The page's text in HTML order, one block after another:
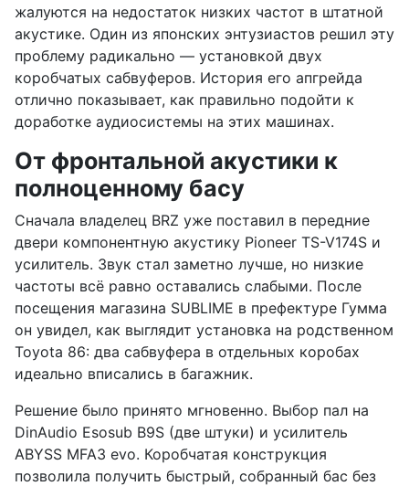
жалуются на недостаток низких частот в штатной
акустике. Один из японских энтузиастов решил эту
проблему радикально — установкой двух
коробчатых сабвуферов. История его апгрейда
отлично показывает, как правильно подойти к
доработке аудиосистемы на этих машинах.
От фронтальной акустики к
полноценному басу
Сначала владелец BRZ уже поставил в передние
двери компонентную акустику Pioneer TS-V174S и
усилитель. Звук стал заметно лучше, но низкие
частоты всё равно оставались слабыми. После
посещения магазина SUBLIME в префектуре Гумма
он увидел, как выглядит установка на родственном
Toyota 86: два сабвуфера в отдельных коробах
идеально вписались в багажник.
Решение было принято мгновенно. Выбор пал на
DinAudio Esosub B9S (две штуки) и усилитель
ABYSS MFA3 evo. Коробчатая конструкция
позволила получить быстрый, собранный бас без